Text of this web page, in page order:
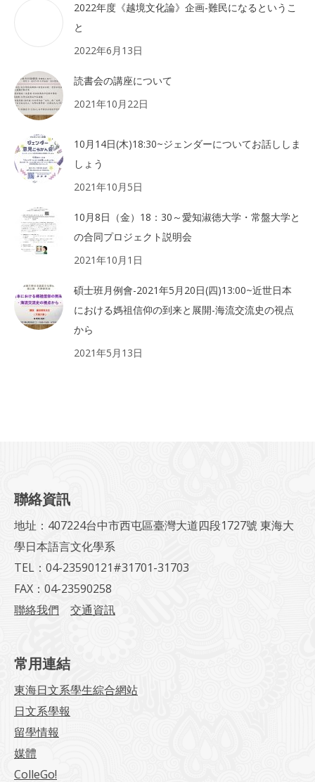
2022年度《越境文化論》企画-難民になるというこ
と
2022年6月13日
読書会の講座について
2021年10月22日
10月14日(木)18:30~ジェンダーについてお話ししま
しょう
2021年10月5日
10月8日（金）18：30～愛知淑徳大学・常盤大学と
の合同プロジェクト説明会
2021年10月1日
碩士班月例會-2021年5月20日(四)13:00~近世日本
における媽祖信仰の到来と展開-海流交流史の視点
から
2021年5月13日
聯絡資訊
地址：407224台中市西屯區臺灣大道四段1727號 東海大
學日本語言文化學系
TEL：04-23590121#31701-31703
FAX：04-23590258
聯絡我們
交通資訊
常用連結
東海日文系學生綜合網站
日文系學報
留學情報
媒體
ColleGo!